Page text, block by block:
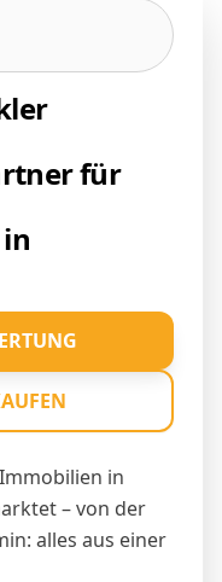
für
in
– von der
alles aus einer